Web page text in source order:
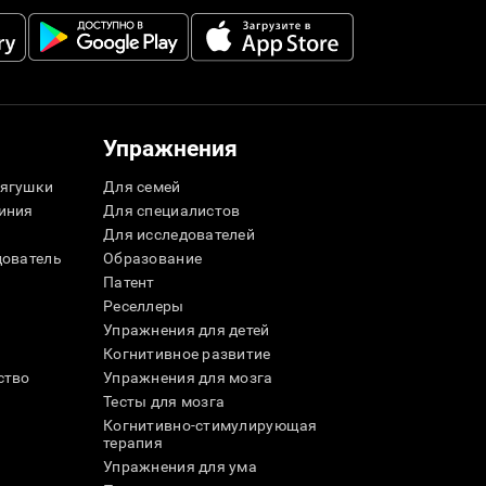
Упражнения
Для семей
Для специалистов
Для исследователей
Образование
Патент
Реселлеры
Упражнения для детей
Когнитивное развитие
Упражнения для мозга
Тесты для мозга
Когнитивно-стимулирующая
терапия
Упражнения для ума